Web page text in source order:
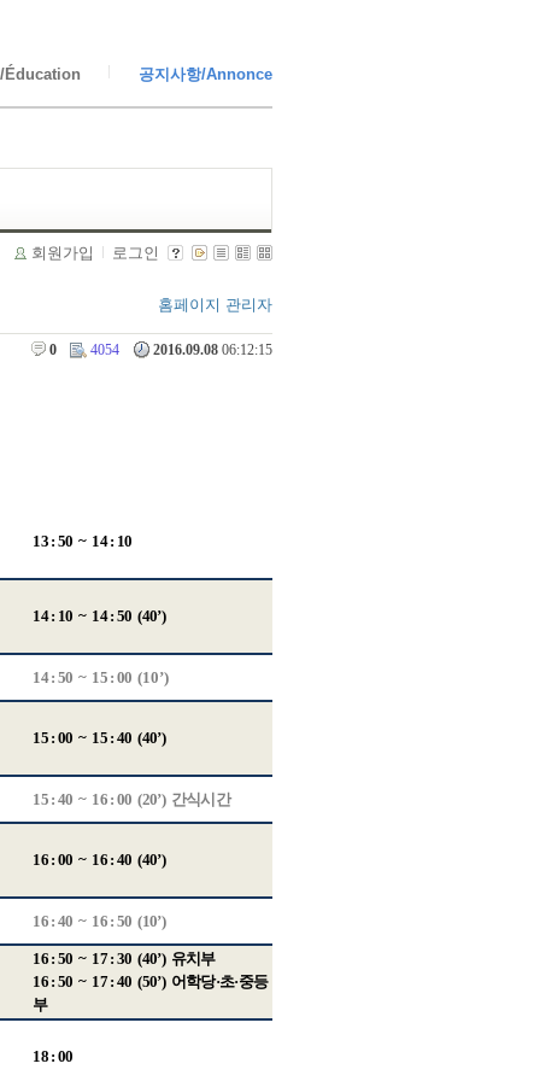
Éducation 공지사항/Annonce
회원가입 로그인
홈페이지 관리자
2016.09.08 06:12:15
4054
0
13 : 50 ~ 14 : 10
14 : 10 ~ 14 : 50 (40’)
14 : 50 ~ 15 : 00(10’)
15 : 00 ~ 15 : 40 (40’)
15 : 40 ~ 16 : 00 (20’) 간식시간
16 : 00 ~ 16 : 40 (40’)
16 : 40 ~ 16 : 50 (10’)
16 : 50 ~ 17 : 30 (40’) 유치부
16 : 50 ~ 17 : 40 (50’) 어학당·초·중등
부
18 : 00